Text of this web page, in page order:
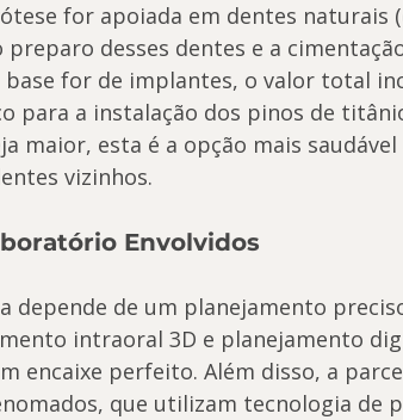
for apoiada em dentes naturais
desses dentes e a
base for de implantes, o valor total
para a instalação dos pinos de
maior, esta é a opção mais
vizinhos.
Envolvidos
depende de um planejamento
intraoral 3D e planejamento
encaixe perfeito. Além disso, a
que utilizam tecnologia de